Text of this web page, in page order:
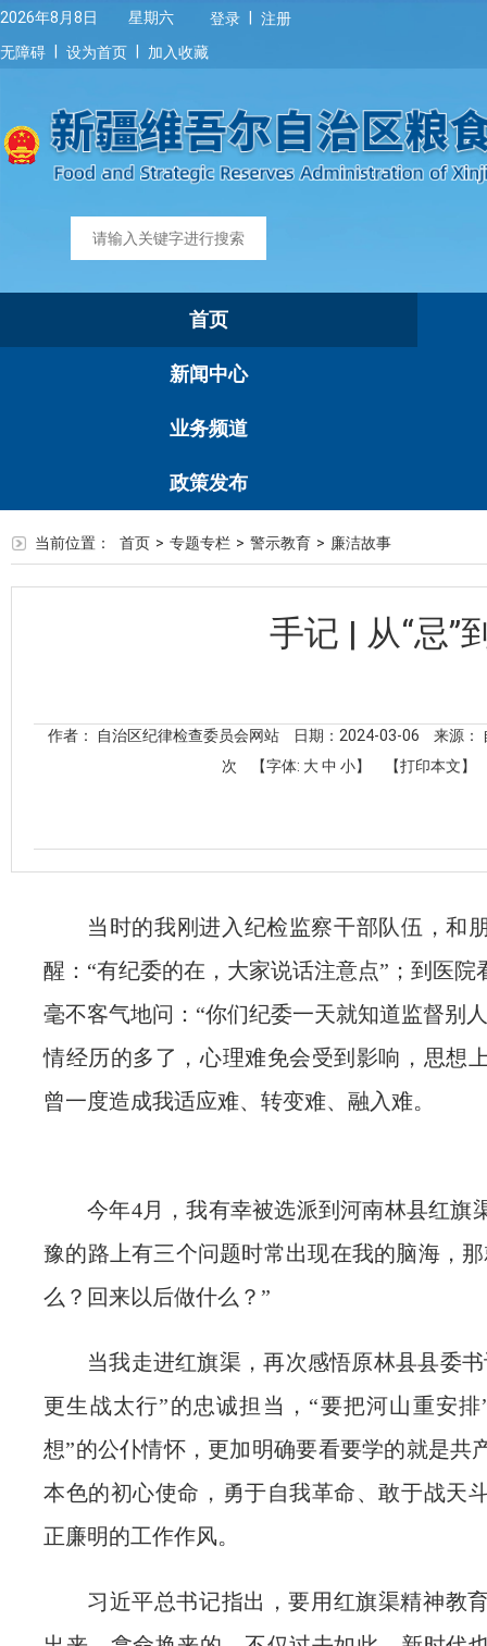
2026年8月8日 星期六 登录
注册
无障碍
设为首页 加入收藏
首页
新闻中心
业务频道
政策发布
当前位置： 首页 > 专题专栏 > 警示教育 > 廉洁故事
手记 | 从“忌”
作者： 自治区纪律检查委员会网站 日期：2024-03-06
来源：
次
【字体: 大 中 小】 【打印本文】
当时的我 刚进入纪检监察干部队伍，和
醒： “有纪委的在，大家说话注意点” ； 到医院
毫不客气地问： “你们纪委一天就知道监督别
情经历的多了，心理难免会受到影响，思想
曾一度造成我适应难、转变难、融入难。
今年4月，我有幸被选派到河南林县红旗
豫的路上有三个问题时常出现在我的脑海，
么？回来以后做什么？”
当我走进红旗渠，再次感悟原林县县委
更生战太行”的忠诚担当，“要把河山重安
想”的公仆情怀，更加明确要看要学的就是共
本色的初心使命，勇于自我革命、敢于战天
正廉明的工作作风。
习近平总书记指出，要用红旗渠精神教